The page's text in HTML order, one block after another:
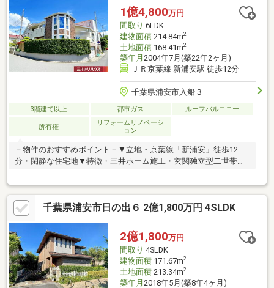
ビジネスにもショッピングにも便利で、京葉線・メトロ東西線と
を使い分け、さらには空港へも軽快なアクセスを可能にします。
スーパーや医療施設も近くに。
1億4,800万円
間取り 6LDK
建物面積214.84m2
土地面積168.41m2
築年月 2004年7月(築22年2ヶ月)
ＪＲ京葉線 新浦安駅 徒歩12分
千葉県浦安市入船３
3階建て以上 都市ガス ルーフバルコニー
所有権
リフォームリノベーシ
ョン
－物件のおすすめポイント－▼立地・京葉線「新浦安」徒歩12
分・閑静な住宅地▼特徴・三井ホーム施工・玄関独立型二世帯住
地面積約50.94坪、庭付・ガレージ有(車種による)▼室内リフォー
ム履歴【2023年】浴室ポップアップ水栓・空調ドレン修理【2018
年】玄関・居間・階段・浴室・廊下照明交換【2015年】1階和室
改修、コンロ工事、ベースライト交換【2009年】面格子取付工事
他■ ご希望の住まい探しをお手伝いします ━━━━━・・・物件
の詳細・ご相談はお気軽にお問い合わせください。
千葉県浦安市日の出６ 2億1,800万円 4SLDK
2億1,800万円
間取り 4SLDK
建物面積171.67m2
土地面積213.34m2
築年月 2018年5月(築8年4ヶ月)